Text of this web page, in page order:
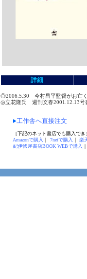
詳細
◎2006.5.30 今村昌平監督がお亡く
◎立花隆氏 週刊文春2001.12.13号
工作舎へ直接注文
［下記のネット書店でも購入でき
Amazonで購入 ｜ 7netで購入 ｜ 楽
紀伊國屋書店BOOK WEBで購入 ｜